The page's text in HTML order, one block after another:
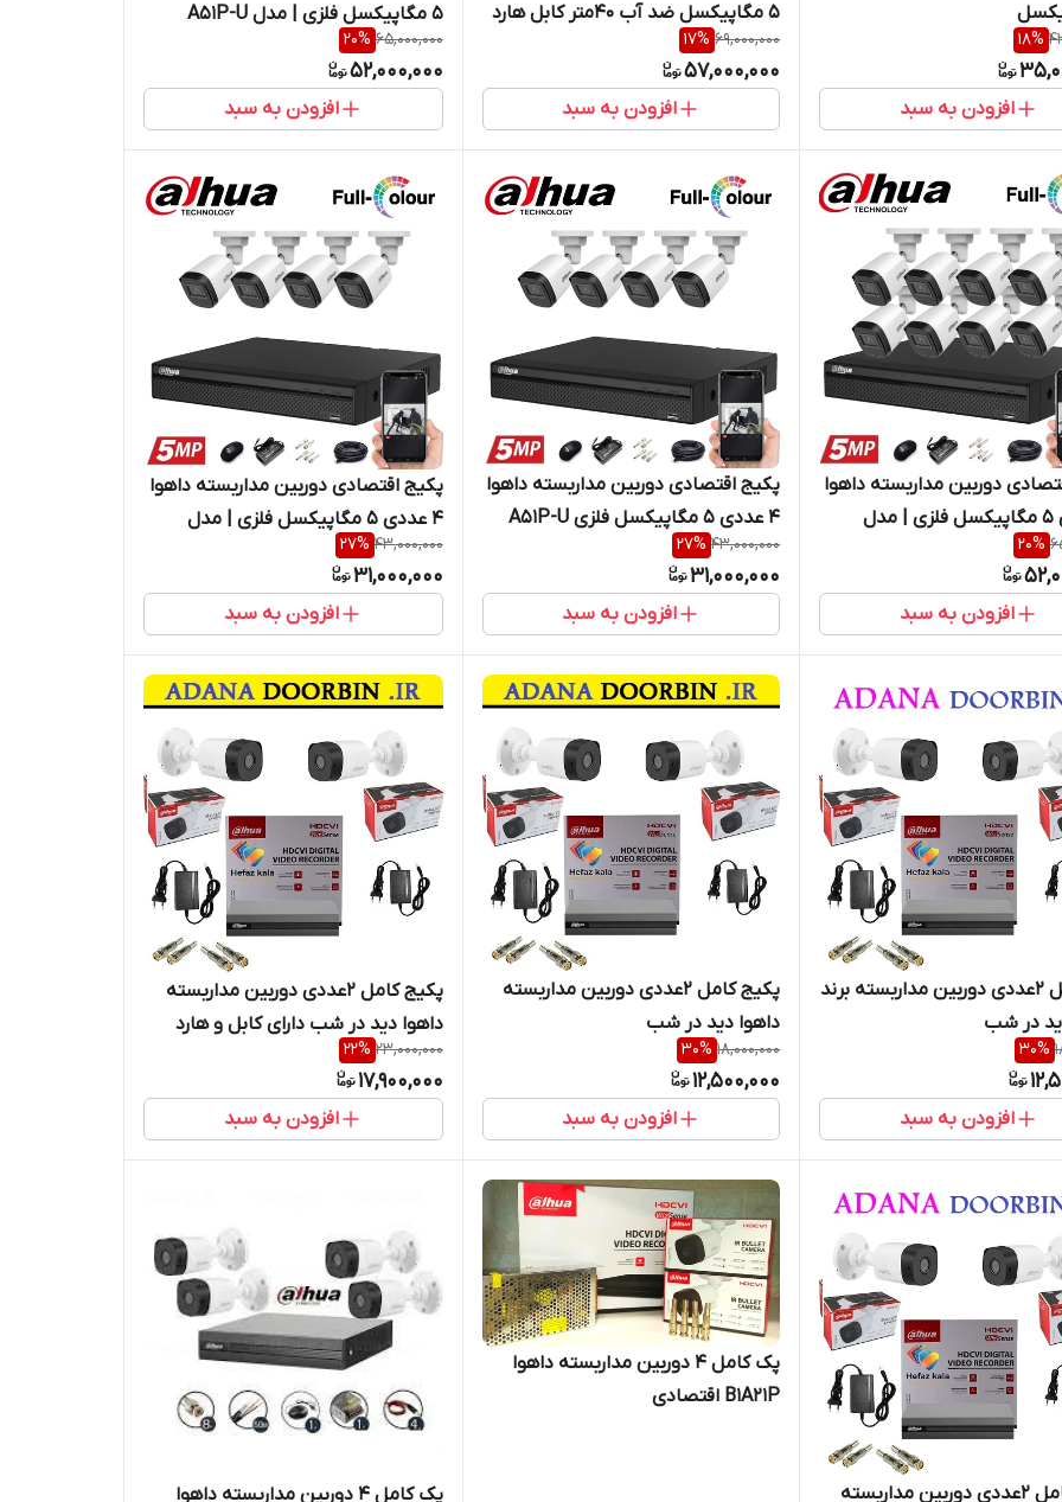
18%
افزودن به سبد
5 مگاپیکسل ضد آب 40متر کابل هارد
ذخیره
69,000,000
17%
57,000,000
افزودن به سبد
5 مگاپیکسل فلزی | مدل A51P-U
65,000,000
20%
52,000,000
افزودن به سبد
دوربین مداربسته داهوا
8 عددی 5 مگاپیکسل فلزی | مدل
20%
افزودن به سبد
پکیج اقتصادی دوربین مداربسته داهوا
4 عددی 5 مگاپیکسل فلزی A51P-U
43,000,000
27%
31,000,000
افزودن به سبد
پکیج اقتصادی دوربین مداربسته داهوا
4 عددی 5 مگاپیکسل فلزی | مدل
cooper
43,000,000
27%
31,000,000
افزودن به سبد
پک کامل 2عددی دوربین مداربسته برند
در شب
30%
افزودن به سبد
پکیج کامل 2عددی دوربین مداربسته
داهوا دید در شب
18,000,000
30%
12,500,000
افزودن به سبد
پکیج کامل 2عددی دوربین مداربسته
داهوا دید در شب دارای کابل و هارد
23,000,000
22%
17,900,000
افزودن به سبد
پکیج کامل 2عددی دوربین مداربسته
پک کامل 4 دوربین مداربسته داهوا
B1A21P اقتصادی
پک کامل 4 دوربین مداربسته داهوا